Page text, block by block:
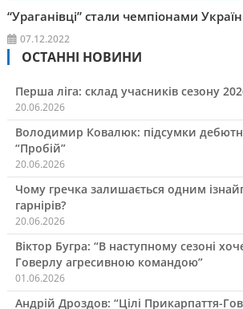
“Ураганівці” стали чемпіонами
07.12.2022
ОСТАННІ НОВИНИ
Перша ліга: склад учасників сезону
20.06.2026
Володимир Ковалюк: підсумки
“Пробій”
20.06.2026
Чому гречка залишається одним
гарнірів?
20.06.2026
Віктор Бугра: “В наступному сезоні
Говерлу агресивною командою”
01.06.2026
Андрій Дроздов: “Цілі Прикарпаття-